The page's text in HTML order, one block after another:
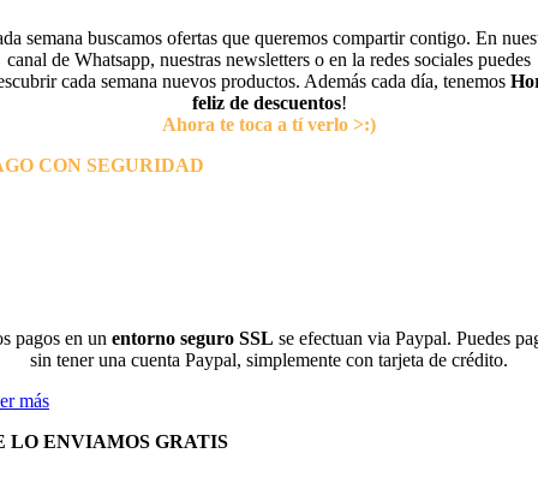
semana buscamos ofertas que queremos compartir contigo. En
canal de Whatsapp, nuestras newsletters o en la redes sociales puedes
cada semana nuevos productos. Además cada día, tenemos
feliz de descuentos!
Ahora te toca a tí verlo >:)
CON SEGURIDAD
pagos en un entorno seguro SSL se efectuan via Paypal. Puedes
sin tener una cuenta Paypal, simplemente con tarjeta de crédito.
más
LO ENVIAMOS GRATIS